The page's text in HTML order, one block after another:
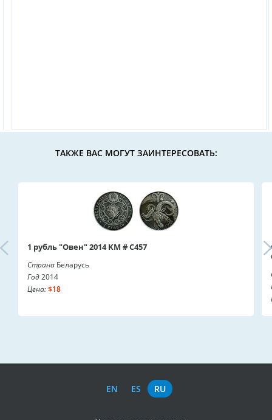
ТАКЖЕ ВАС МОГУТ ЗАИНТЕРЕСОВАТЬ:
1 рубль "Овен" 2014 KM # C457
Страна Беларусь
Год2014
Цена:$18
EN ES RU